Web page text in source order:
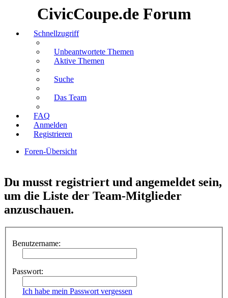
CivicCoupe.de Forum
Schnellzugriff
Unbeantwortete Themen
Aktive Themen
Suche
Das Team
FAQ
Anmelden
Registrieren
Foren-Übersicht
Du musst registriert und angemeldet sein,
um die Liste der Team-Mitglieder
anzuschauen.
Benutzername:
Passwort:
Ich habe mein Passwort vergessen